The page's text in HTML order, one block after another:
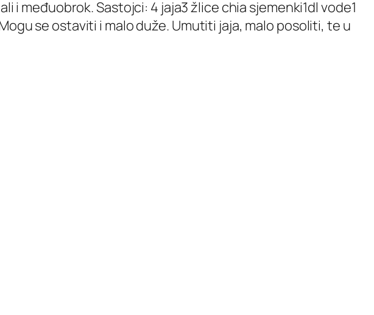
i međuobrok. Sastojci: 4 jaja3 žlice chia sjemenki1dl vode1
se ostaviti i malo duže. Umutiti jaja, malo posoliti, te u